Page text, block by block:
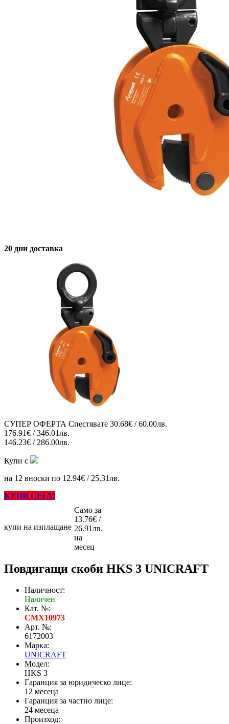
20 дни доставка
СУПЕР ОФЕРТА Спестявате 30.68€ / 60.00лв.
176.91€ / 346.01лв.
146.23€ / 286.00лв.
Купи с
на 12 вноски по 12.94€ / 25.31лв.
КУПИ СЕГА!
купи на изплащане
Само за
13.76€ /
26.91лв.
на
месец
Повдигащи скоби HKS 3 UNICRAFT
Наличност:
Наличен
Кат. №:
CMX10973
Арт. №:
6172003
Марка:
UNICRAFT
Модел:
HKS 3
Гаранция за юридическо лице:
12 месеца
Гаранция за частно лице:
24 месеца
Произход: